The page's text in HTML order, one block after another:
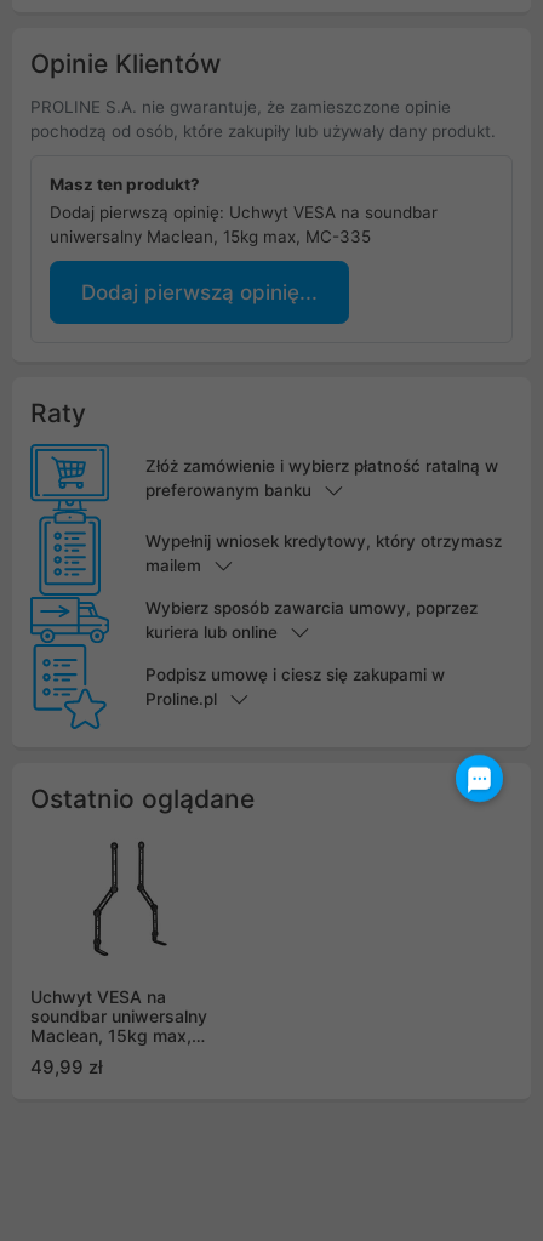
Opinie Klientów
PROLINE S.A. nie gwarantuje, że zamieszczone opinie
pochodzą od osób, które zakupiły lub używały dany produkt.
Masz ten produkt?
Dodaj pierwszą opinię: Uchwyt VESA na soundbar
uniwersalny Maclean, 15kg max, MC-335
Dodaj pierwszą opinię...
Raty
Złóż zamówienie i wybierz płatność ratalną w
preferowanym banku
Wypełnij wniosek kredytowy, który otrzymasz
mailem
Wybierz sposób zawarcia umowy, poprzez
kuriera lub online
Podpisz umowę i ciesz się zakupami w
Proline.pl
Ostatnio oglądane
Uchwyt VESA na
soundbar uniwersalny
Maclean, 15kg max,
49,99 zł